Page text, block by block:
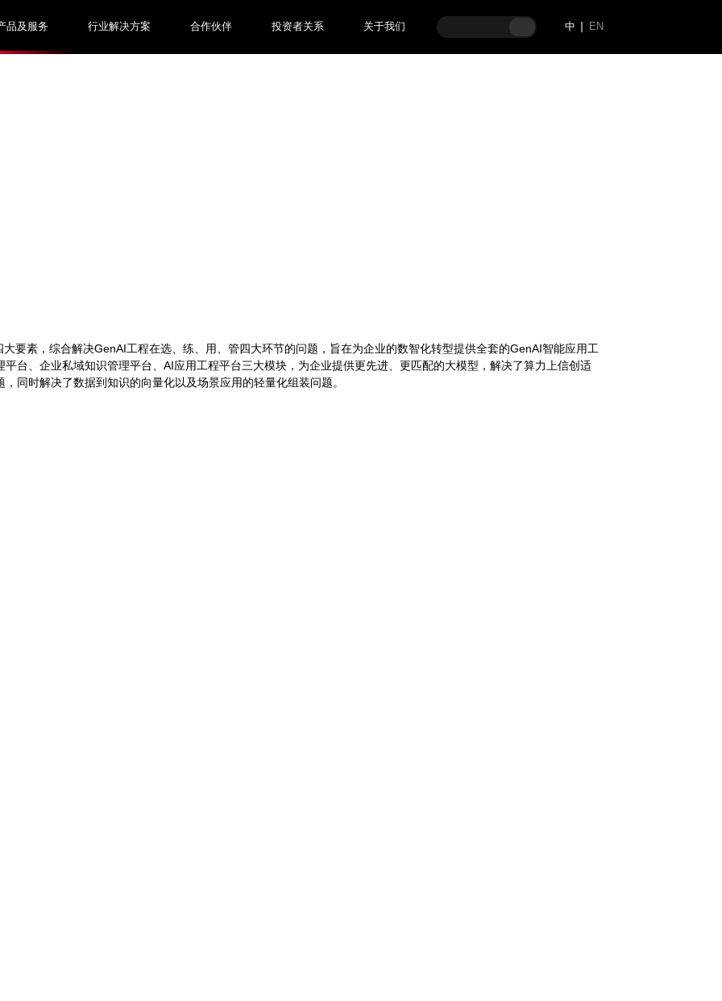
品及服务 行业解决方案 合作伙伴 投资者关系 关于我们 中 EN
大要素，综合解决GenAI工程在选、练、用、管四大环节的问题，旨在为企业的数智化转型提供全套的GenAI智能应用工
、企业私域知识管理平台、AI应用工程平台三大模块，为企业提供更先进、更匹配的大模型，解决了算力上信创适
，同时解决了数据到知识的向量化以及场景应用的轻量化组装问题。